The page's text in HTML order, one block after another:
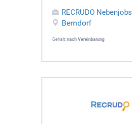
RECRUDO Nebenjobs
Berndorf
Gehalt: nach Vereinbarung